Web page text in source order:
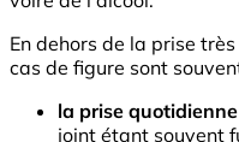
En dehors de la prise
cas de figure sont
la prise
joint étant souvent